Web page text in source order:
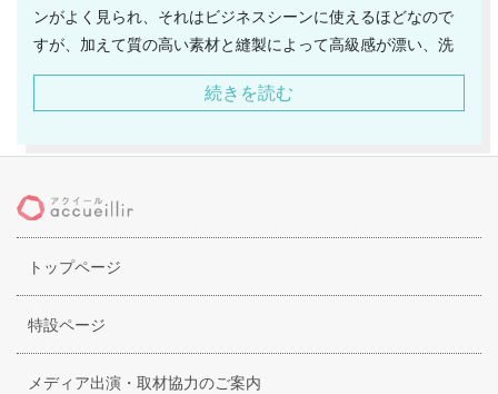
ンがよく見られ、それはビジネスシーンに使えるほどなので
すが、加えて質の高い素材と縫製によって高級感が漂い、洗
練された色気を放つことからフェミニンなファッションによ
く似合うのです。日本でも人気のブランドで、全体的に大き
合わせられますし、それでいて収納性は高く何でも詰め込め
の仕立てにもこだわりを感じさせるのです。価格帯のリーズ
ナブルさも手伝い、そろそろ落ち着きをファッションに取り
入れるような20代後半以降の方達に特に人気があり、トート
バッグやハンドバッグが彼女達の購読するようなファッショ
ン雑誌で特集されることが多いです。
続きを読む
トップページ
特設ページ
メディア出演・取材協力のご案内